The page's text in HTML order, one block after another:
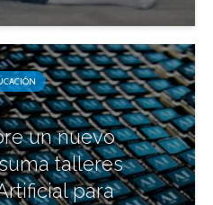
un nuevo
talleres
para